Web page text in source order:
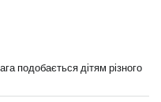
подобається дітям різного